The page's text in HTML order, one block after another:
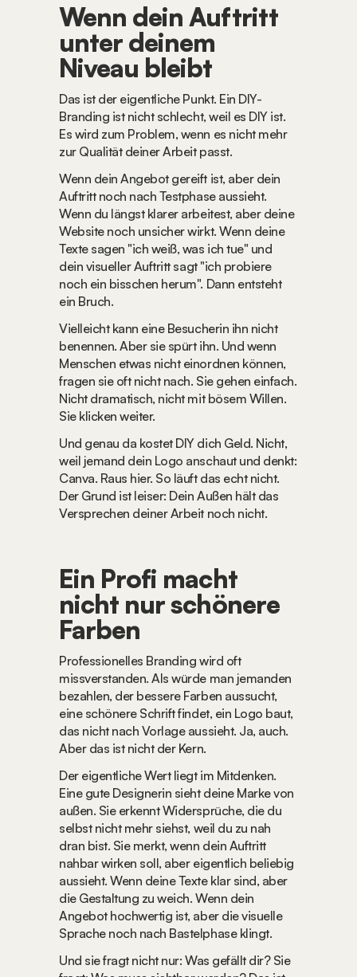
Wenn dein Auftritt
unter deinem
Niveau bleibt
Das ist der eigentliche Punkt. Ein DIY-
Branding ist nicht schlecht, weil es DIY ist.
Es wird zum Problem, wenn es nicht mehr
zur Qualität deiner Arbeit passt.
Wenn dein Angebot gereift ist, aber dein
Auftritt noch nach Testphase aussieht.
Wenn du längst klarer arbeitest, aber deine
Website noch unsicher wirkt. Wenn deine
Texte sagen "ich weiß, was ich tue" und
dein visueller Auftritt sagt "ich probiere
noch ein bisschen herum". Dann entsteht
ein Bruch.
Vielleicht kann eine Besucherin ihn nicht
benennen. Aber sie spürt ihn. Und wenn
Menschen etwas nicht einordnen können,
fragen sie oft nicht nach. Sie gehen einfach.
Nicht dramatisch, nicht mit bösem Willen.
Sie klicken weiter.
Und genau da kostet DIY dich Geld. Nicht,
weil jemand dein Logo anschaut und denkt:
Canva. Raus hier. So läuft das echt nicht.
Der Grund ist leiser: Dein Außen hält das
Versprechen deiner Arbeit noch nicht.
Ein Profi macht
nicht nur schönere
Farben
Professionelles Branding wird oft
missverstanden. Als würde man jemanden
bezahlen, der bessere Farben aussucht,
eine schönere Schrift findet, ein Logo baut,
das nicht nach Vorlage aussieht. Ja, auch.
Aber das ist nicht der Kern.
Der eigentliche Wert liegt im Mitdenken.
Eine gute Designerin sieht deine Marke von
außen. Sie erkennt Widersprüche, die du
selbst nicht mehr siehst, weil du zu nah
dran bist. Sie merkt, wenn dein Auftritt
nahbar wirken soll, aber eigentlich beliebig
aussieht. Wenn deine Texte klar sind, aber
die Gestaltung zu weich. Wenn dein
Angebot hochwertig ist, aber die visuelle
Sprache noch nach Bastelphase klingt.
Und sie fragt nicht nur: Was gefällt dir? Sie